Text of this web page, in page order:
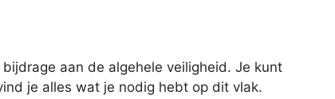
aan de algehele veiligheid. Je kunt
je alles wat je nodig hebt op dit vlak.